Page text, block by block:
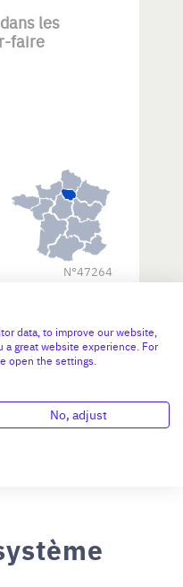
les
faire
N°47264
data, to improve our website,
great website experience. For
open the settings.
No, adjust